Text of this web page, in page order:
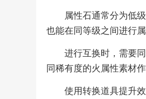
属性石通常分为低
也能在同等级之间进行属
进行互换时，需要
同稀有度的火属性素材
使用转换道具提升